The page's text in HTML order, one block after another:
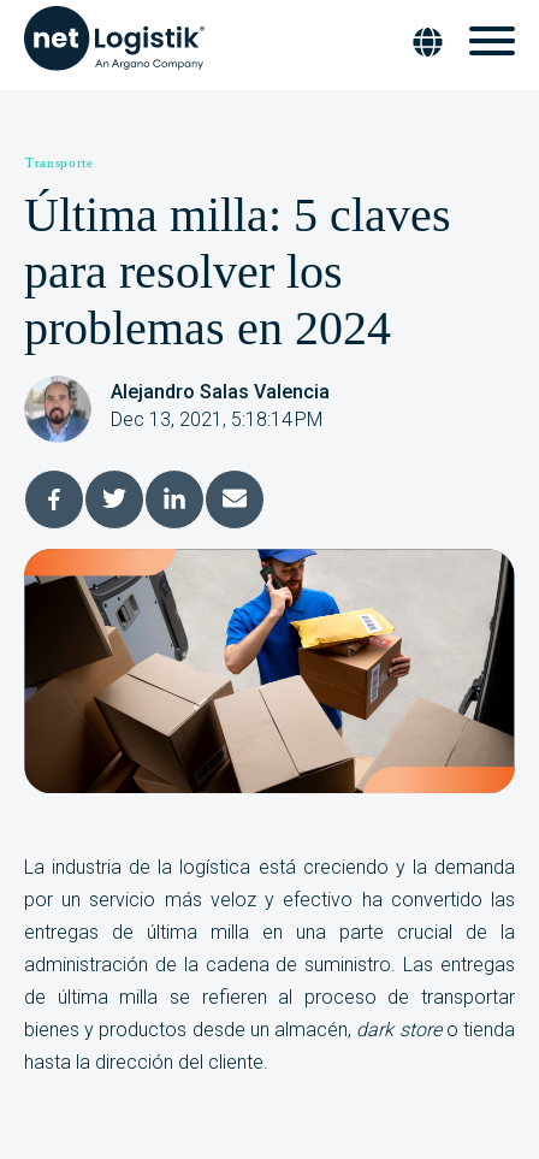
Transporte
Última milla: 5 claves
para resolver los
problemas en 2024
Alejandro Salas Valencia
Dec 13, 2021, 5:18:14 PM
La industria de la logística está creciendo y la demanda
por un servicio más veloz y efectivo ha convertido las
entregas de última milla en una parte crucial de la
administración de la cadena de suministro. Las entregas
de última milla se refieren al proceso de transportar
bienes y productos desde un almacén, dark storeo tienda
hasta la dirección del cliente.